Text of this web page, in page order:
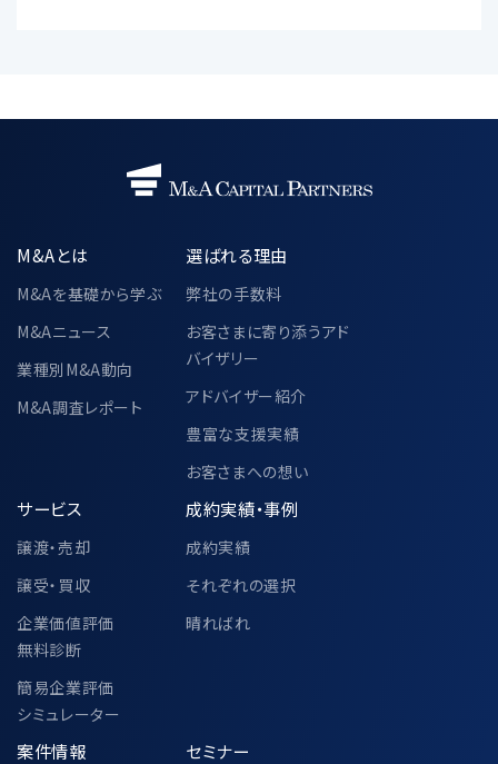
M&Aとは
M&Aを基礎から学ぶ
M&Aニュース
業種別M&A動向
M&A調査レポート
選ばれる理由
弊社の手数料
お客さまに寄り添うアド
バイザリー
アドバイザー紹介
豊富な支援実績
お客さまへの想い
サービス
譲渡・売却
譲受・買収
企業価値評価
無料診断
簡易企業評価
シミュレーター
成約実績・事例
成約実績
それぞれの選択
晴ればれ
案件情報 セミナー